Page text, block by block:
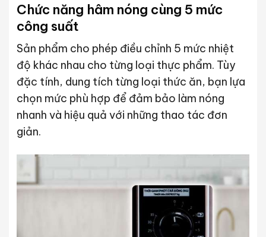
Chức năng hâm nóng cùng 5 mức
công suất
Sản phẩm cho phép điều chỉnh 5 mức nhiệt
độ khác nhau cho từng loại thực phẩm. Tùy
đặc tính, dung tích từng loại thức ăn, bạn lựa
chọn mức phù hợp để đảm bảo làm nóng
nhanh và hiệu quả với những thao tác đơn
giản.